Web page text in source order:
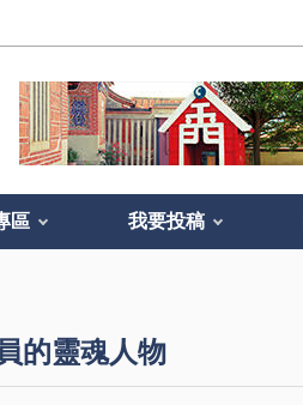
區 我要投稿
的靈魂人物